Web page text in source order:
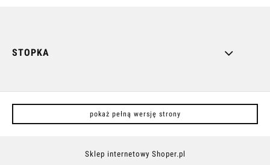
STOPKA
pokaż pełną wersję strony
Sklep internetowy Shoper.pl